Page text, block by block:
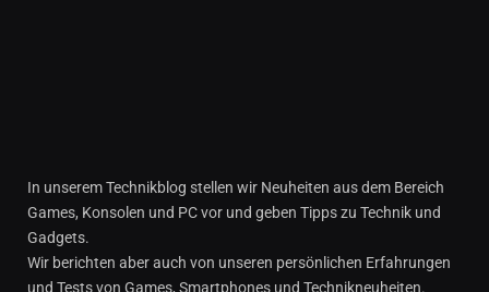
In unserem Technikblog stellen wir Neuheiten aus dem Bereich
Games, Konsolen und PC vor und geben Tipps zu Technik und
Gadgets.
Wir berichten aber auch von unseren persönlichen Erfahrungen
und Tests von Games, Smartphones und Technikneuheiten.